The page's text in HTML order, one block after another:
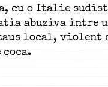
cu o Italie
abuziva intre
local, violent
coca.